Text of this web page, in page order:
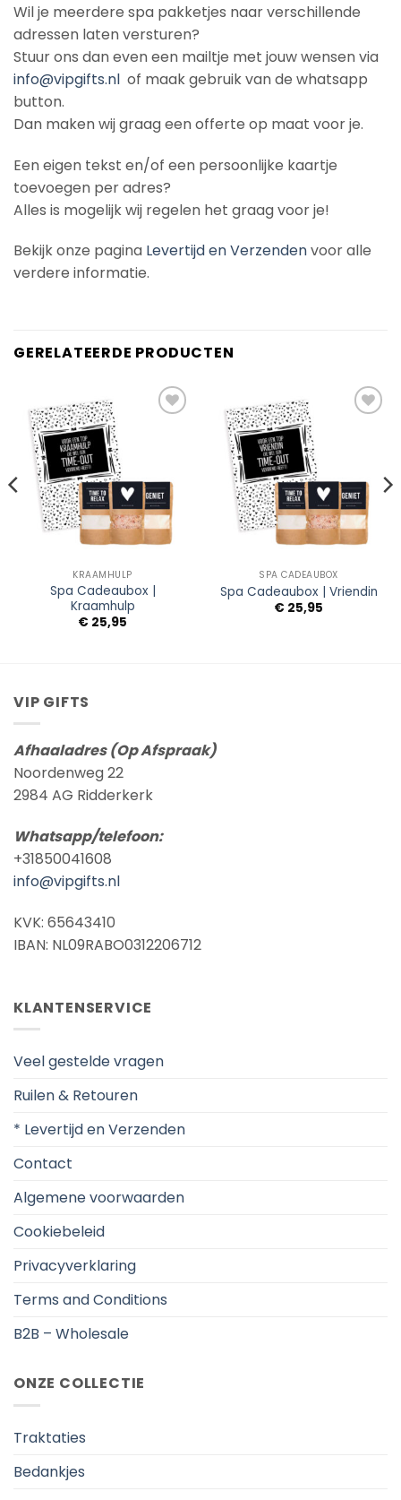
Wil je meerdere spa pakketjes naar verschillende
adressen laten versturen?
Stuur ons dan even een mailtje met jouw wensen via
info@vipgifts.nl of maak gebruik van de whatsapp
button.
Dan maken wij graag een offerte op maat voor je.
Een eigen tekst en/of een persoonlijke kaartje
toevoegen per adres?
Alles is mogelijk wij regelen het graag voor je!
Bekijk onze pagina Levertijd en Verzendenvoor alle
verdere informatie.
GERELATEERDE PRODUCTEN
KRAAMHULP
Spa Cadeaubox |
Kraamhulp
€ 25,95
SPA CADEAUBOX
Spa Cadeaubox | Vriendin
€ 25,95
VIP GIFTS
Afhaaladres (Op Afspraak)
Noordenweg 22
2984 AG Ridderkerk
Whatsapp/telefoon:
+31850041608
info@vipgifts.nl
KVK: 65643410
IBAN: NL09RABO0312206712
KLANTENSERVICE
Veel gestelde vragen
Ruilen & Retouren
* Levertijd en Verzenden
Contact
Algemene voorwaarden
Cookiebeleid
Privacyverklaring
Terms and Conditions
B2B – Wholesale
ONZE COLLECTIE
Traktaties
Bedankjes